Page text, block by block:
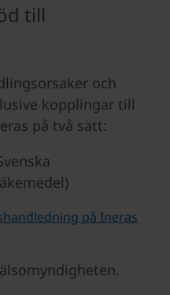
till
och
kopplingar till
på två sätt:
på Ineras